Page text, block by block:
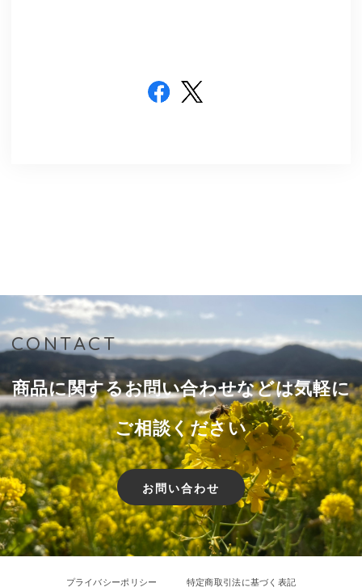
CONTACT
商品に関するお問い合わせなどは気軽に
ご相談ください
お問い合わせ
プライバシーポリシー 特定商取引法に基づく表記